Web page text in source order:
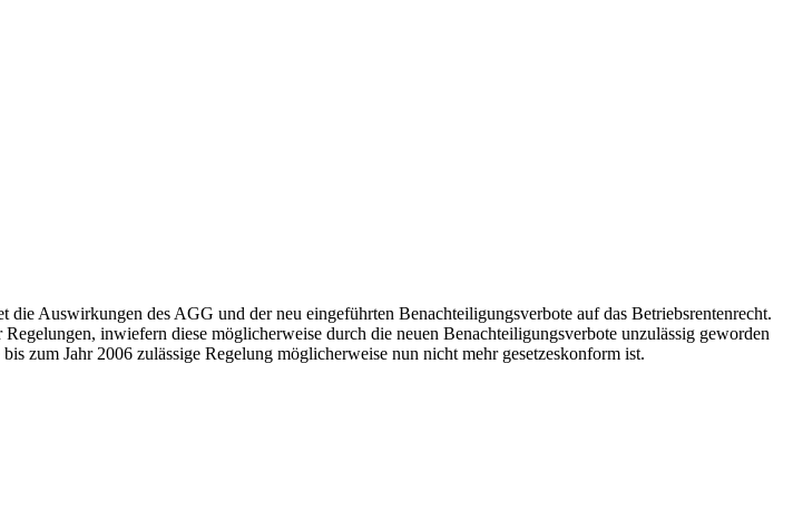
Auswirkungen des AGG und der neu eingeführten Benachteiligungsverbote auf das Betriebsrentenrecht.
inwiefern diese möglicherweise durch die neuen Benachteiligungsverbote unzulässig geworden
zum Jahr 2006 zulässige Regelung möglicherweise nun nicht mehr gesetzeskonform ist.